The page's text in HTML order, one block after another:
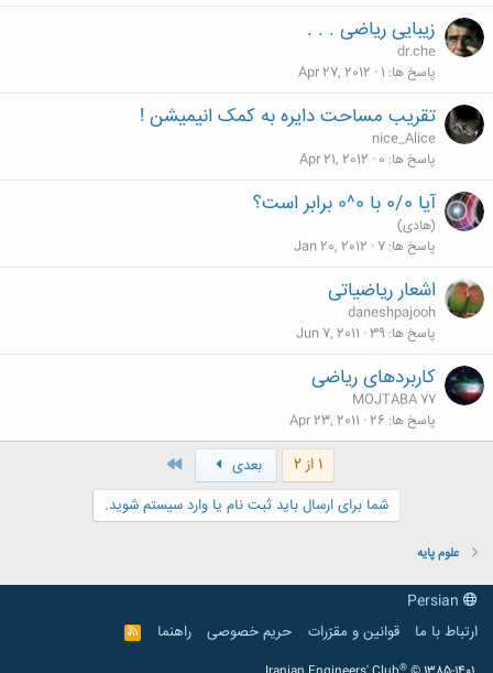
زیبایی ریاضی . . .
dr.che
پاسخ ها 1
Apr 27, 2012
تقریب مساحت دایره به کمک انیمیشن !
nice_Alice
پاسخ ها 0
Apr 21, 2012
آیا 0/0 با 0^0 برابر است؟
(هادی)
پاسخ ها 7
Jan 20, 2012
اشعار ریاضیاتی
daneshpajooh
پاسخ ها 39
Jun 7, 2011
کاربردهای ریاضی
MOJTABA 77
پاسخ ها 26
Apr 23, 2011
1 از 2 بعدی
شما برای ارسال باید ثبت نام یا وارد سیستم شوید.
علوم پایه
ارتباط با ما
قوانین و مقرّرات حریم خصوصی راهنما
R
S
®